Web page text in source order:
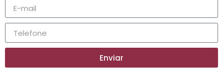
Enviar